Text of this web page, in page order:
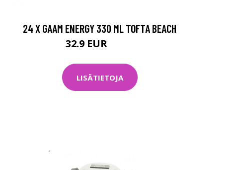
24 X GAAM ENERGY 330 ML TOFTA BEACH
32.9 EUR
LISÄTIETOJA